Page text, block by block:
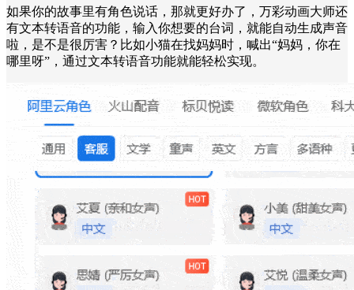
如果你的故事里有角色说话，那就更好办了，万彩动画大师还
有文本转语音的功能，输入你想要的台词，就能自动生成声音
啦，是不是很厉害？比如小猫在找妈妈时，喊出“妈妈，你在
哪里呀”，通过文本转语音功能就能轻松实现。